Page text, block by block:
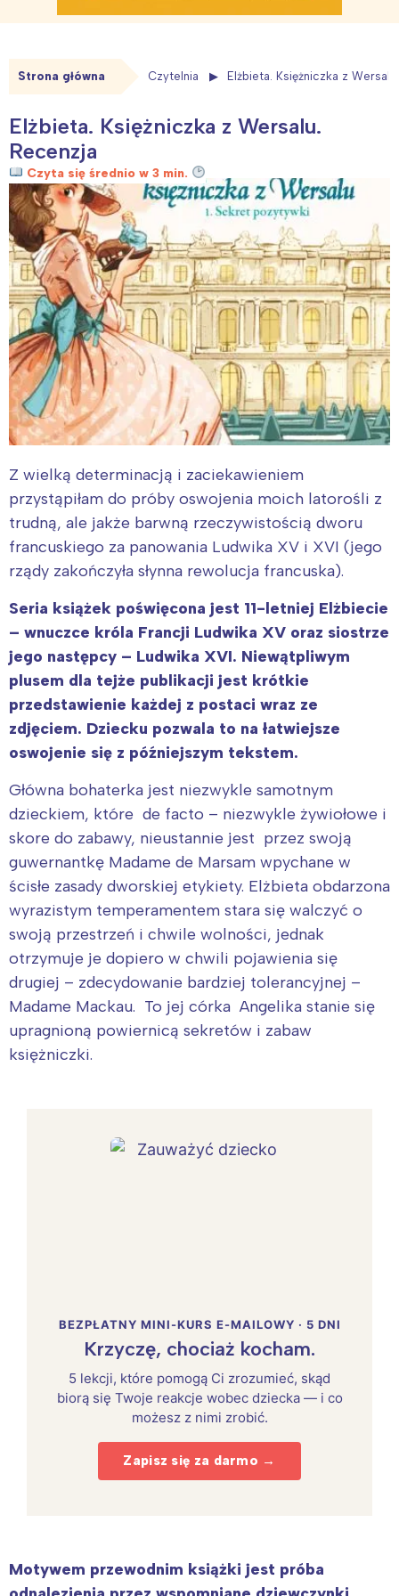
Strona główna Czytelnia Elżbieta. Księżniczka z
Elżbieta. Księżniczka z Wersalu.
Recenzja
Czyta się średnio w 3 min.
Z wielką determinacją i zaciekawieniem
przystąpiłam do próby oswojenia moich latorośli z
trudną, ale jakże barwną rzeczywistością dworu
francuskiego za panowania Ludwika XV i XVI (jego
rządy zakończyła słynna rewolucja francuska).
Seria książek poświęcona jest 11-letniej Elżbiecie
– wnuczce króla Francji Ludwika XV oraz siostrze
jego następcy – Ludwika XVI. Niewątpliwym
plusem dla tejże publikacji jest krótkie
przedstawienie każdej z postaci wraz ze
zdjęciem. Dziecku pozwala to na łatwiejsze
oswojenie się z późniejszym tekstem.
Główna bohaterka jest niezwykle samotnym
dzieckiem, które de facto – niezwykle żywiołowe i
skore do zabawy, nieustannie jest przez swoją
guwernantkę Madame de Marsam wpychane w
ścisłe zasady dworskiej etykiety. Elżbieta obdarzona
wyrazistym temperamentem stara się walczyć o
swoją przestrzeń i chwile wolności, jednak
otrzymuje je dopiero w chwili pojawienia się
drugiej – zdecydowanie bardziej tolerancyjnej –
Madame Mackau. To jej córka Angelika stanie się
upragnioną powiernicą sekretów i zabaw
księżniczki.
BEZPŁATNY MINI-KURS E-MAILOWY · 5 DNI
Krzyczę, chociaż kocham.
5 lekcji, które pomogą Ci zrozumieć, skąd
biorą się Twoje reakcje wobec dziecka — i co
możesz z nimi zrobić.
Zapisz się za darmo →
Motywem przewodnim książki jest próba